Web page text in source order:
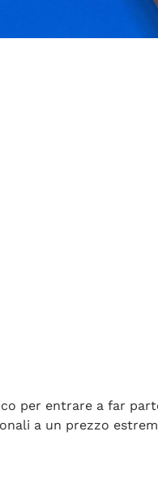
per entrare a far
a un prezzo